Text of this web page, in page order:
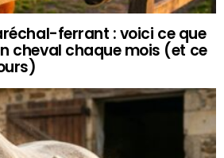
ferrant : voici ce que
cheval chaque mois (et ce